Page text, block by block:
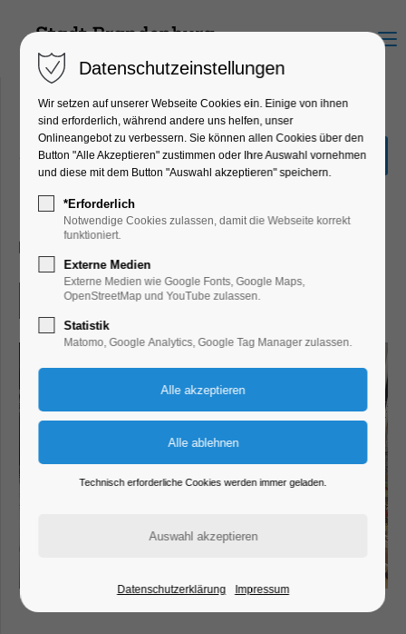
Menu
„Unsere Vorlese-Oma
kommt“
Kinder, Jugend, Lesung, Mitmach-Aktion
Eintritt frei
Datenschutzeinstellungen
Wir setzen auf unserer Webseite Cookies ein. Einige von ihnen
sind erforderlich, während andere uns helfen, unser
Onlineangebot zu verbessern. Sie können allen Cookies über den
Button "Alle Akzeptieren" zustimmen oder Ihre Auswahl vornehmen
und diese mit dem Button "Auswahl akzeptieren" speichern.
*Erforderlich
Notwendige Cookies zulassen, damit die Webseite korrekt
funktioniert.
Externe Medien
Externe Medien wie Google Fonts, Google Maps,
OpenStreetMap und YouTube zulassen.
Statistik
Matomo, Google Analytics, Google Tag Manager zulassen.
Technisch erforderliche Cookies werden immer geladen.
Datenschutzerklärung Impressum